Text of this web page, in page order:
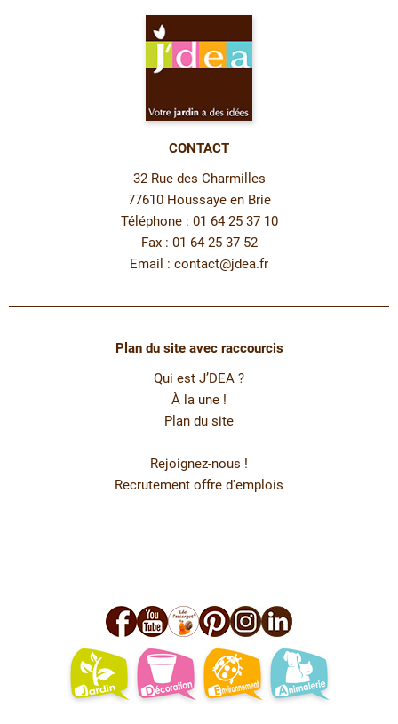
CONTACT
32 Rue des Charmilles
77610 Houssaye en Brie
Téléphone : 01 64 25 37 10
Fax : 01 64 25 37 52
Email : contact@jdea.fr
Plan du site avec raccourcis
Qui est J’DEA ?
À la une !
Plan du site
Rejoignez-nous !
Recrutement offre d'emplois
facebookyoutube
leo pinterestinstagram
linkedin
jardin deco environnementanimalerie